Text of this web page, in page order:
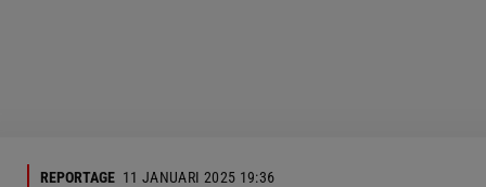
REPORTAGE 11 JANUARI 2025 19:36